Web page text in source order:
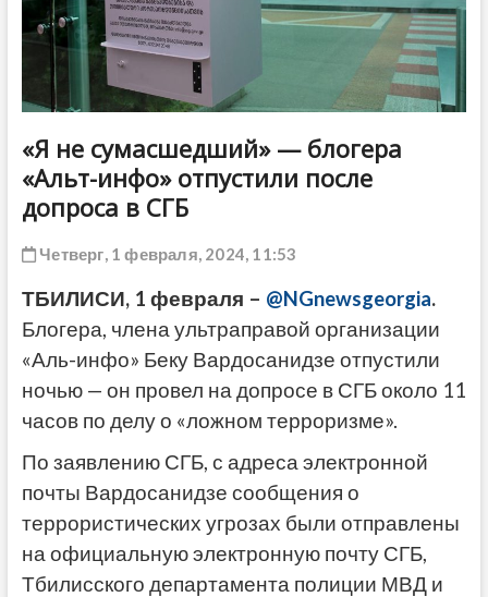
«Я не сумасшедший» — блогера
«Альт-инфо» отпустили после
допроса в СГБ
Четверг, 1 февраля, 2024, 11:53
ТБИЛИСИ, 1 февраля – @NGnewsgeorgia.
Блогера, члена ультраправой организации
«Аль-инфо» Беку Вардосанидзе отпустили
ночью — он провел на допросе в СГБ около 11
часов по делу о «ложном терроризме».
По заявлению СГБ, с адреса электронной
почты Вардосанидзе сообщения о
террористических угрозах были отправлены
на официальную электронную почту СГБ,
Тбилисского департамента полиции МВД и